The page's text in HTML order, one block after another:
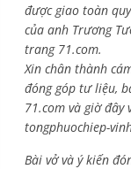
được giao toàn
của anh Trương
trang 71.com.
Xin chân thành
đóng góp tư liệu,
71.com và giờ
tongphuochiep-
Bài vở và ý kiến